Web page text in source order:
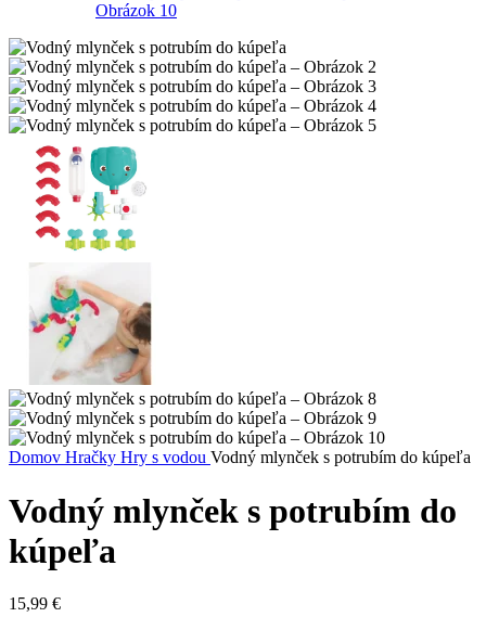
Domov Hračky Hry s vodou Vodný mlynček s potrubím do kúpeľa
Vodný mlynček s potrubím do
kúpeľa
15,99 €